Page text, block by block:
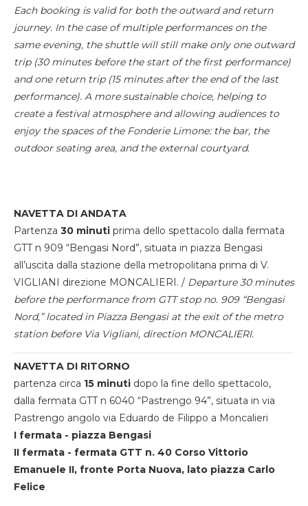
Each booking is valid for both the outward and return
journey. In the case of multiple performances on the
same evening, the shuttle will still make only one outward
trip (30 minutes before the start of the first performance)
and one return trip (15 minutes after the end of the last
performance). A more sustainable choice, helping to
create a festival atmosphere and allowing audiences to
enjoy the spaces of the Fonderie Limone: the bar, the
outdoor seating area, and the external courtyard.
NAVETTA DI ANDATA
Partenza 30 minuti prima dello spettacolo dalla fermata
GTT n 909 “Bengasi Nord”, situata in piazza Bengasi
all’uscita dalla stazione della metropolitana prima di V.
VIGLIANI direzione MONCALIERI. / Departure 30 minutes
before the performance from GTT stop no. 909 “Bengasi
Nord,” located in Piazza Bengasi at the exit of the metro
station before Via Vigliani, direction MONCALIERI.
NAVETTA DI RITORNO
partenza circa 15 minuti dopo la fine dello spettacolo,
dalla fermata GTT n 6040 “Pastrengo 94”, situata in via
Pastrengo angolo via Eduardo de Filippo a Moncalieri
I fermata - piazza Bengasi
II fermata - fermata GTT n. 40 Corso Vittorio
Emanuele II, fronte Porta Nuova, lato piazza Carlo
Felice